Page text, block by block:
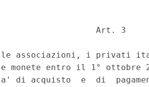
Art. 3
associazioni, i privati
monete entro il 1° ottobre
di acquisto  e  di